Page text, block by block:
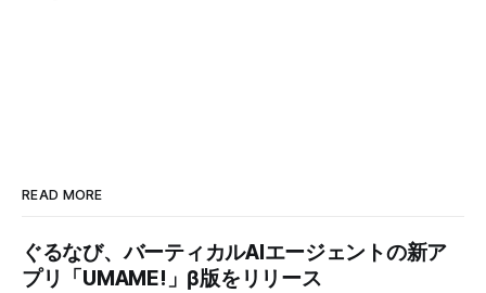
READ MORE
ぐるなび、バーティカルAIエージェントの新ア
プリ「UMAME!」β版をリリース